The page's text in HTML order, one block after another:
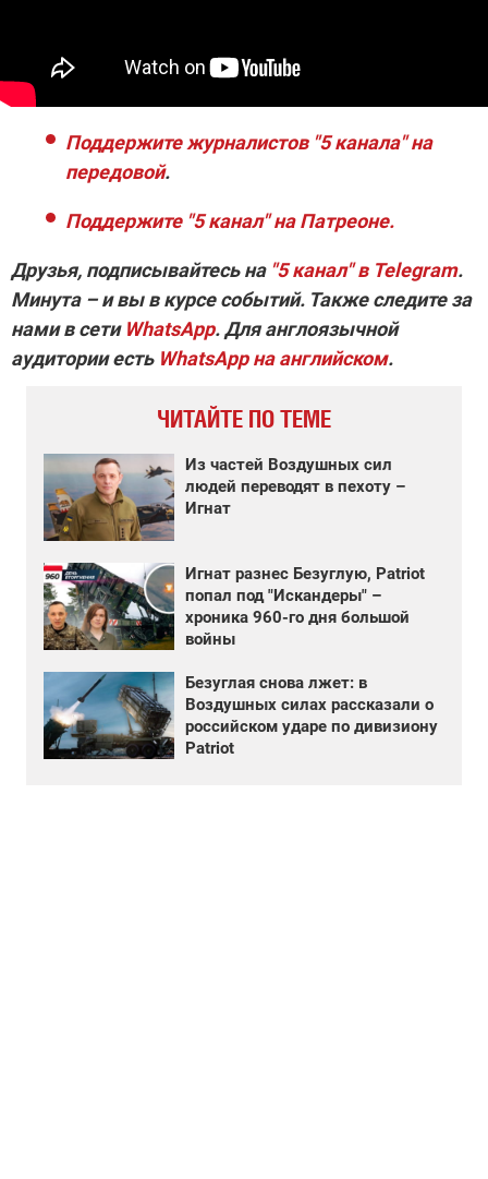
Поддержите журналистов "5 канала" на
передовой.
Поддержите "5 канал" на Патреоне.
Друзья, подписывайтесь на "5 канал" в Telegram.
Минута – и вы в курсе событий. Также следите за
нами в сети WhatsApp. Для англоязычной
аудитории есть WhatsApp на английском.
ЧИТАЙТЕ ПО ТЕМЕ
Из частей Воздушных сил
людей переводят в пехоту –
Игнат
Игнат разнес Безуглую, Patriot
попал под "Искандеры" –
хроника 960-го дня большой
войны
Безуглая снова лжет: в
Воздушных силах рассказали о
российском ударе по дивизиону
Patriot